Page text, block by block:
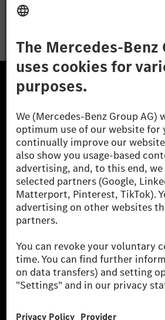
The Mercedes-Benz Group AG
one of the world's most successful
companies. With Mercedes-Benz
the leading global suppliers of
cars and vans. Mercedes-Benz
financing, leasing, car subscription
fleet management, digital services
payment, insurance brokerage, as
mobility services.
Learn more